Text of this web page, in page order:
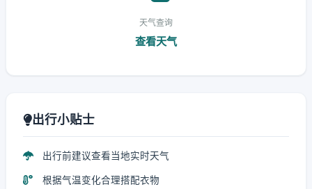
天气查询
查看天气
出行小贴士
出行前建议查看当地实时天气
根据气温变化合理搭配衣物